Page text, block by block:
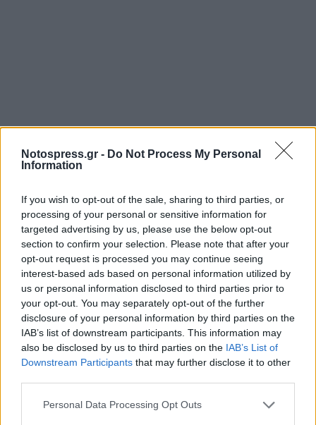
Notospress.gr - Do Not Process My Personal
Information
If you wish to opt-out of the sale, sharing to third parties, or
processing of your personal or sensitive information for
targeted advertising by us, please use the below opt-out
section to confirm your selection. Please note that after your
opt-out request is processed you may continue seeing
interest-based ads based on personal information utilized by
us or personal information disclosed to third parties prior to
your opt-out. You may separately opt-out of the further
disclosure of your personal information by third parties on the
IAB’s list of downstream participants. This information may
also be disclosed by us to third parties on the IAB’s List of
Downstream Participants that may further disclose it to other
Personal Data Processing Opt Outs